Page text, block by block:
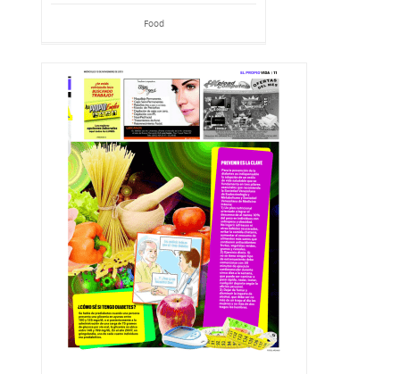
Food